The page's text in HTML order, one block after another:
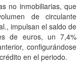
no inmobiliarias, que
de circulante
impulsan el saldo de
de euros, un 7,4%
configurándose
en el periodo.